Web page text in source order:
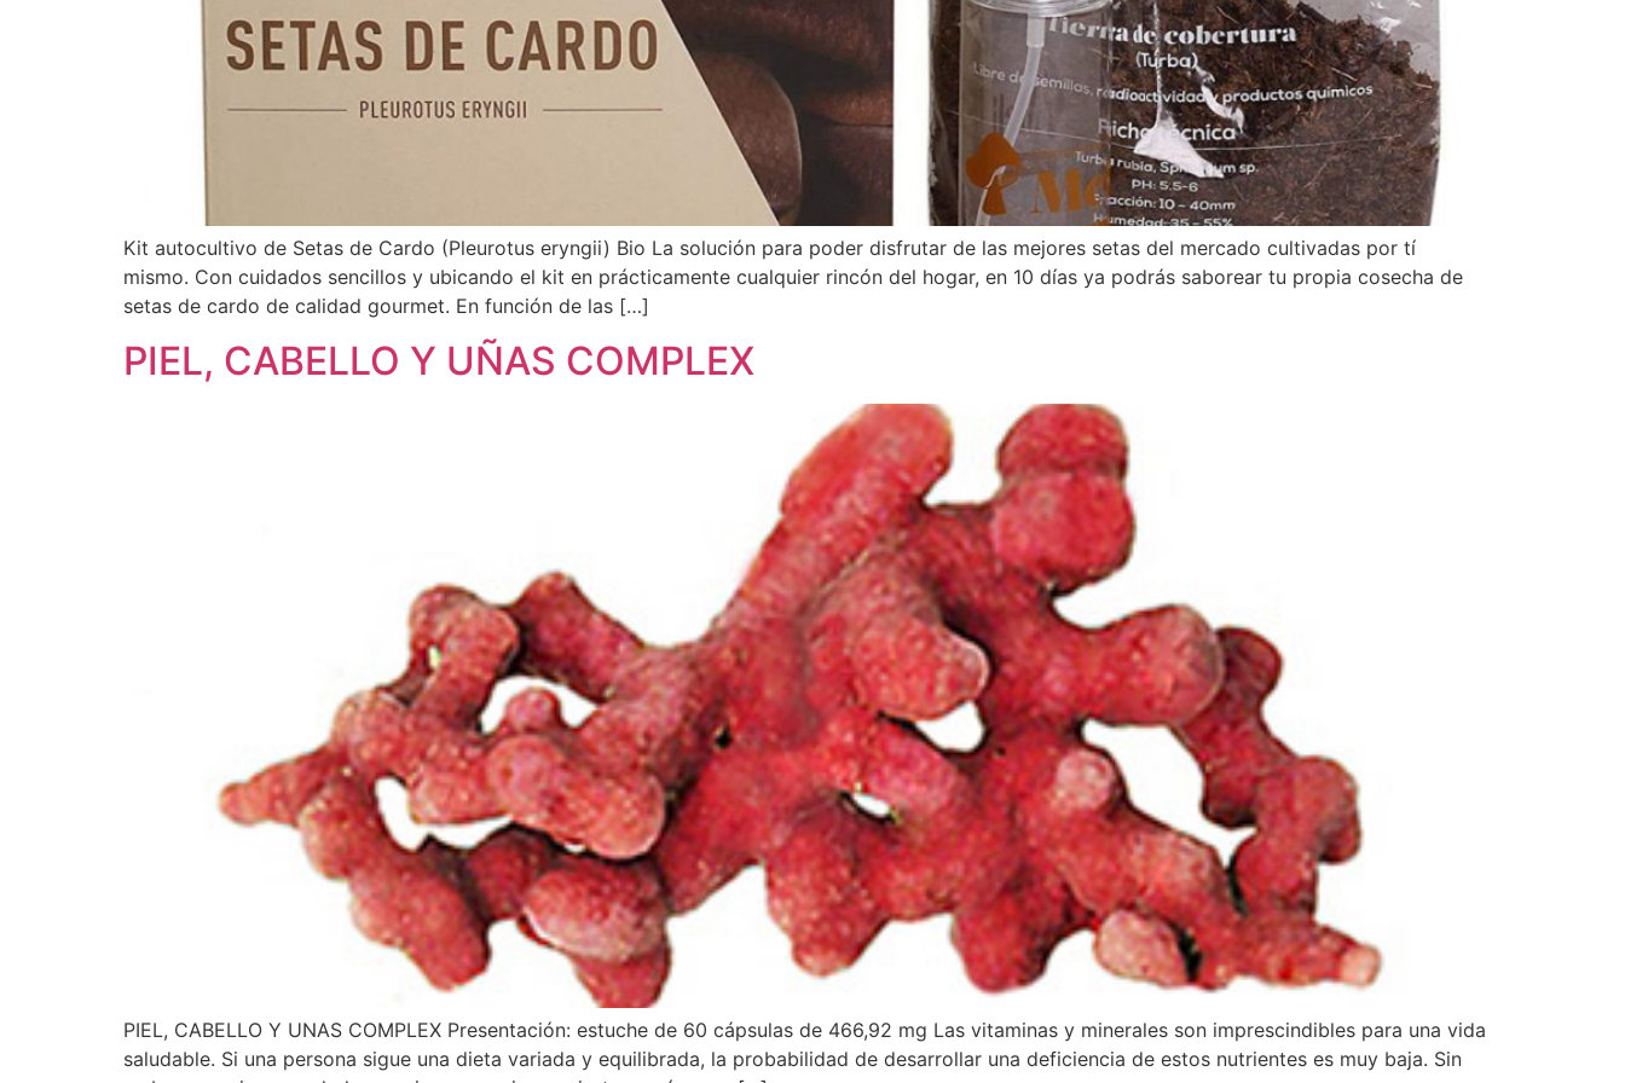
Kit autocultivo de Setas de Cardo (Pleurotus eryngii) Bio La solución para poder disfrutar de las mejores setas del mercado cultivadas por tí
mismo. Con cuidados sencillos y ubicando el kit en prácticamente cualquier rincón del hogar, en 10 días ya podrás saborear tu propia cosecha de
setas de cardo de calidad gourmet. En función de las […]
PIEL, CABELLO Y UÑAS COMPLEX
PIEL, CABELLO Y UNAS COMPLEX Presentación: estuche de 60 cápsulas de 466,92 mg Las vitaminas y minerales son imprescindibles para una vida
saludable. Si una persona sigue una dieta variada y equilibrada, la probabilidad de desarrollar una deficiencia de estos nutrientes es muy baja. Sin